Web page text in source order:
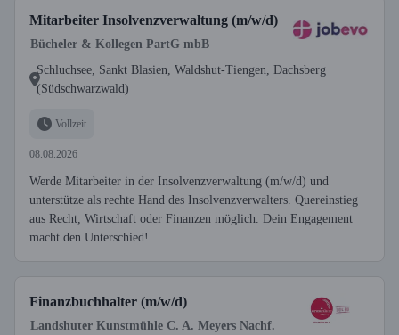
Mitarbeiter Insolvenzverwaltung (m/w/d)
Bücheler & Kollegen PartG mbB
Schluchsee, Sankt Blasien, Waldshut-Tiengen, Dachsberg
(Südschwarzwald)
Vollzeit
08.08.2026
Werde Mitarbeiter in der Insolvenzverwaltung (m/w/d) und
unterstütze als rechte Hand des Insolvenzverwalters. Quereinstieg
aus Recht, Wirtschaft oder Finanzen möglich. Dein Engagement
macht den Unterschied!
Finanzbuchhalter (m/w/d)
Landshuter Kunstmühle C. A. Meyers Nachf.